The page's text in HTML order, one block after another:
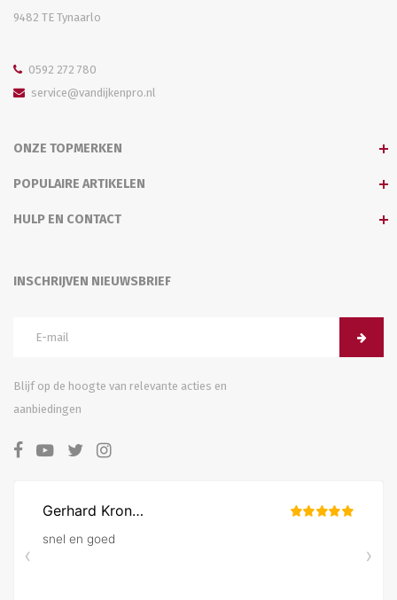
9482 TE Tynaarlo
0592 272 780
service@vandijkenpro.nl
ONZE TOPMERKEN
POPULAIRE ARTIKELEN
HULP EN CONTACT
INSCHRIJVEN NIEUWSBRIEF
Blijf op de hoogte van relevante acties en
aanbiedingen